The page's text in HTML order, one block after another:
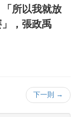
所以我就放
，張政禹
下一則 →